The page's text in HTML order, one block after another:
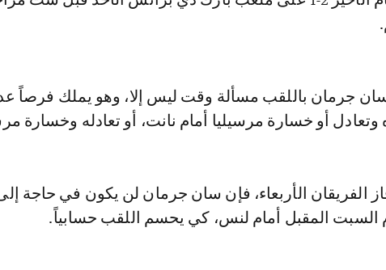
سان جرمان باللقب مسألة وقت ليس إلا، وهو يملك فرصاً
أو خسارة مرسيليا أمام نانت، أو تعادله وخسارة
الفريقان الأربعاء، فإن سان جرمان لن يكون في حاجة إلى
السبت المقبل أمام لنس، كي يحسم اللقب حسابياً.